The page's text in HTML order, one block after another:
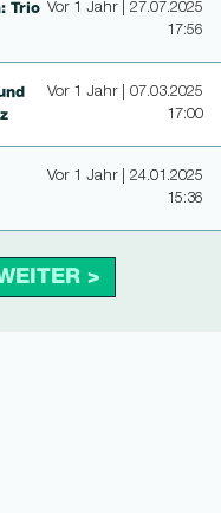
Trio Vor 1 Jahr | 27.07.2025
17:56
Vor 1 Jahr | 07.03.2025
17:00
Vor 1 Jahr | 24.01.2025
15:36
>